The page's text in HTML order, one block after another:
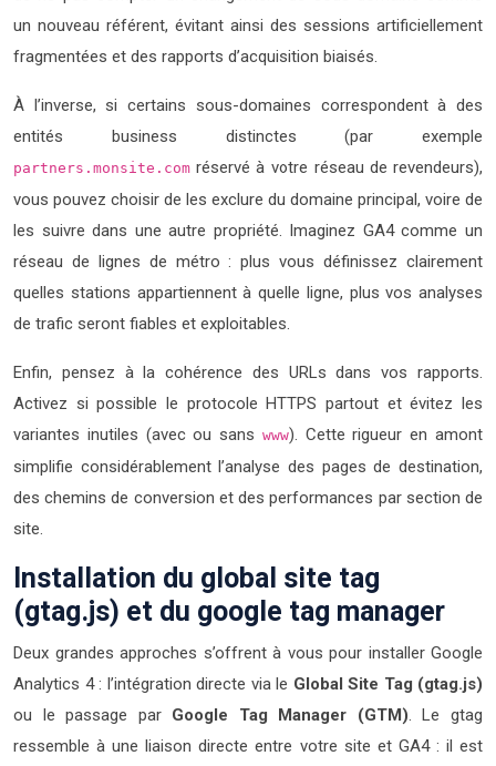
un nouveau référent, évitant ainsi des sessions artificiellement
fragmentées et des rapports d’acquisition biaisés.
À l’inverse, si certains sous-domaines correspondent à des
entités business distinctes (par exemple
partners.monsite.com réservé à votre réseau de revendeurs),
vous pouvez choisir de les exclure du domaine principal, voire de
les suivre dans une autre propriété. Imaginez GA4 comme un
réseau de lignes de métro : plus vous définissez clairement
quelles stations appartiennent à quelle ligne, plus vos analyses
de trafic seront fiables et exploitables.
Enfin, pensez à la cohérence des URLs dans vos rapports.
Activez si possible le protocole HTTPS partout et évitez les
variantes inutiles (avec ou sans www). Cette rigueur en amont
simplifie considérablement l’analyse des pages de destination,
des chemins de conversion et des performances par section de
site.
Installation du global site tag
(gtag.js) et du google tag manager
Deux grandes approches s’offrent à vous pour installer Google
Analytics 4 : l’intégration directe via le Global Site Tag (gtag.js)
ou le passage par Google Tag Manager (GTM). Le gtag
ressemble à une liaison directe entre votre site et GA4 : il est